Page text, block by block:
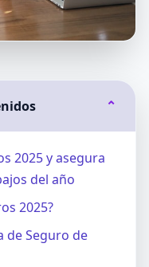
⌄
2025 y asegura
del año
2025?
de Seguro de